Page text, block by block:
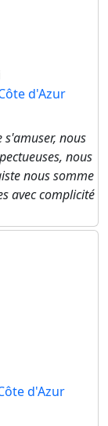
d'Azur
nous
nous
nous somme
avec complicité
d'Azur